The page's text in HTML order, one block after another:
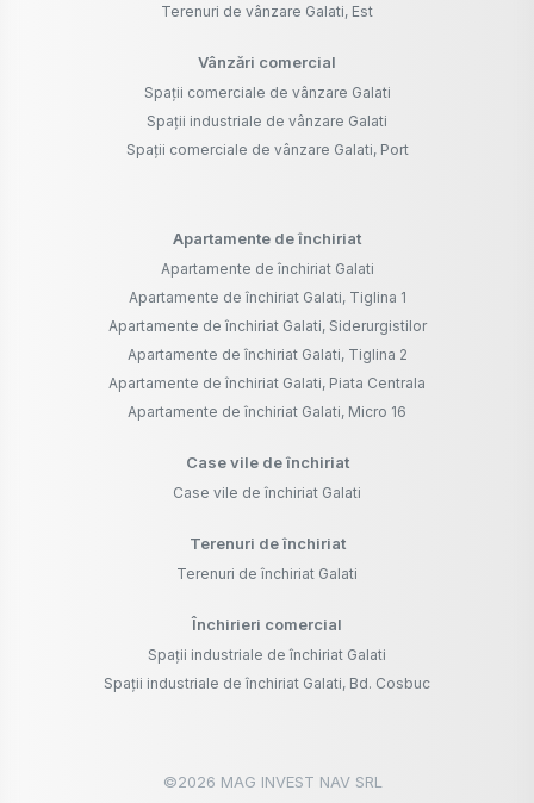
Terenuri de vânzare Galati, Est
Vânzări comercial
Spații comerciale de vânzare Galati
Spații industriale de vânzare Galati
Spații comerciale de vânzare Galati, Port
Apartamente de închiriat
Apartamente de închiriat Galati
Apartamente de închiriat Galati, Tiglina 1
Apartamente de închiriat Galati, Siderurgistilor
Apartamente de închiriat Galati, Tiglina 2
Apartamente de închiriat Galati, Piata Centrala
Apartamente de închiriat Galati, Micro 16
Case vile de închiriat
Case vile de închiriat Galati
Terenuri de închiriat
Terenuri de închiriat Galati
Închirieri comercial
Spații industriale de închiriat Galati
Spații industriale de închiriat Galati, Bd. Cosbuc
©2026 MAG INVEST NAV SRL